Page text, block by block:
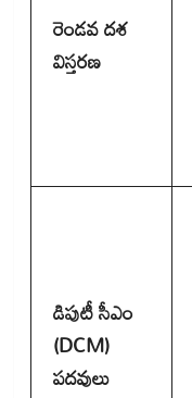
రెండవ దశ
విస్తరణ
డిపుటీ సీఎం
(DCM)
పదవులు